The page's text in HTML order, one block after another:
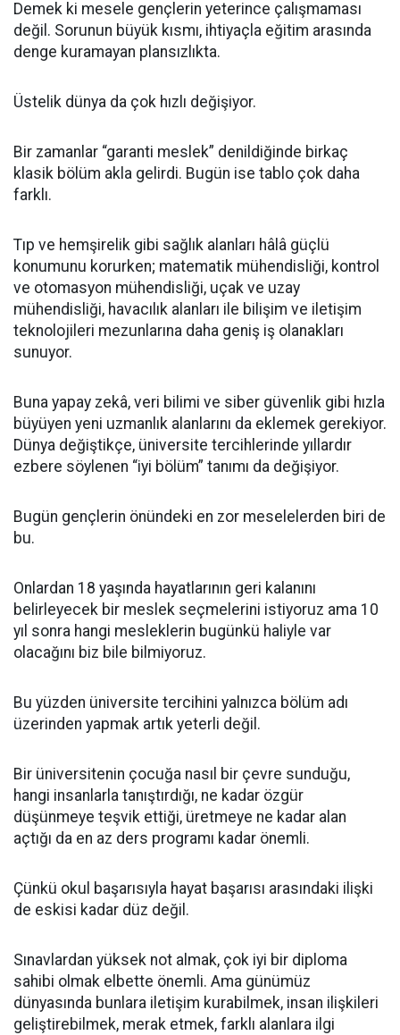
Demek ki mesele gençlerin yeterince çalışmaması
değil. Sorunun büyük kısmı, ihtiyaçla eğitim arasında
denge kuramayan plansızlıkta.
Üstelik dünya da çok hızlı değişiyor.
Bir zamanlar “garanti meslek” denildiğinde birkaç
klasik bölüm akla gelirdi. Bugün ise tablo çok daha
farklı.
Tıp ve hemşirelik gibi sağlık alanları hâlâ güçlü
konumunu korurken; matematik mühendisliği, kontrol
ve otomasyon mühendisliği, uçak ve uzay
mühendisliği, havacılık alanları ile bilişim ve iletişim
teknolojileri mezunlarına daha geniş iş olanakları
sunuyor.
Buna yapay zekâ, veri bilimi ve siber güvenlik gibi hızla
büyüyen yeni uzmanlık alanlarını da eklemek gerekiyor.
Dünya değiştikçe, üniversite tercihlerinde yıllardır
ezbere söylenen “iyi bölüm” tanımı da değişiyor.
Bugün gençlerin önündeki en zor meselelerden biri de
bu.
Onlardan 18 yaşında hayatlarının geri kalanını
belirleyecek bir meslek seçmelerini istiyoruz ama 10
yıl sonra hangi mesleklerin bugünkü haliyle var
olacağını biz bile bilmiyoruz.
Bu yüzden üniversite tercihini yalnızca bölüm adı
üzerinden yapmak artık yeterli değil.
Bir üniversitenin çocuğa nasıl bir çevre sunduğu,
hangi insanlarla tanıştırdığı, ne kadar özgür
düşünmeye teşvik ettiği, üretmeye ne kadar alan
açtığı da en az ders programı kadar önemli.
Çünkü okul başarısıyla hayat başarısı arasındaki ilişki
de eskisi kadar düz değil.
Sınavlardan yüksek not almak, çok iyi bir diploma
sahibi olmak elbette önemli. Ama günümüz
dünyasında bunlara iletişim kurabilmek, insan ilişkileri
geliştirebilmek, merak etmek, farklı alanlara ilgi